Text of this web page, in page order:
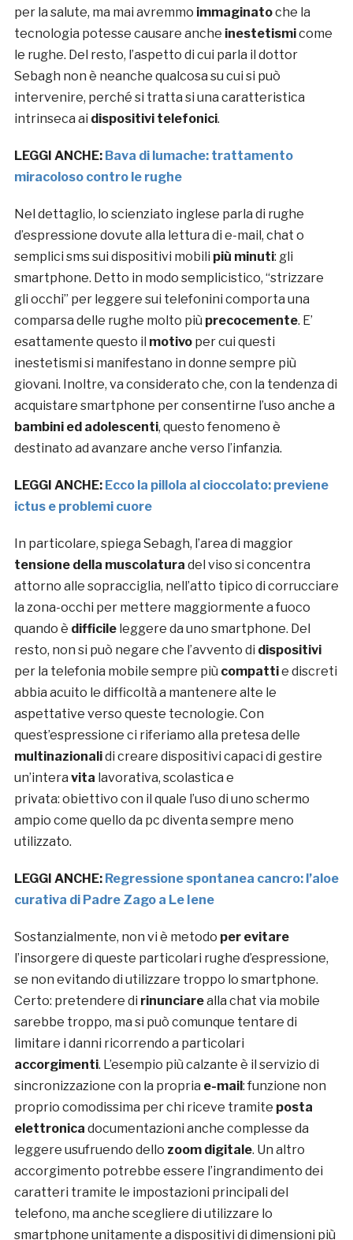
per la salute, ma mai avremmo immaginatoche la
tecnologia potesse causare anche inestetismicome
le rughe. Del resto, l’aspetto di cui parla il dottor
Sebagh non è neanche qualcosa su cui si può
intervenire, perché si tratta si una caratteristica
intrinseca ai dispositivi telefonici.
LEGGI ANCHE: Bava di lumache: trattamento
miracoloso contro le rughe
Nel dettaglio, lo scienziato inglese parla di rughe
d’espressione dovute alla lettura di e-mail, chat o
semplici sms sui dispositivi mobili più minuti: gli
smartphone. Detto in modo semplicistico, “strizzare
gli occhi” per leggere sui telefonini comporta una
comparsa delle rughe molto più precocemente. E’
esattamente questo il motivoper cui questi
inestetismi si manifestano in donne sempre più
giovani. Inoltre, va considerato che, con la tendenza di
acquistare smartphone per consentirne l’uso anche a
bambini ed adolescenti, questo fenomeno è
destinato ad avanzare anche verso l’infanzia.
LEGGI ANCHE: Ecco la pillola al cioccolato: previene
ictus e problemi cuore
In particolare, spiega Sebagh, l’area di maggior
tensione della muscolatura del viso si concentra
attorno alle sopracciglia, nell’atto tipico di corrucciare
la zona-occhi per mettere maggiormente a fuoco
quando è difficileleggere da uno smartphone. Del
resto, non si può negare che l’avvento di dispositivi
per la telefonia mobile sempre più compattie discreti
abbia acuito le difficoltà a mantenere alte le
aspettative verso queste tecnologie. Con
quest’espressione ci riferiamo alla pretesa delle
multinazionalidi creare dispositivi capaci di gestire
un’intera vita lavorativa, scolastica e
privata: obiettivo con il quale l’uso di uno schermo
ampio come quello da pc diventa sempre meno
utilizzato.
LEGGI ANCHE: Regressione spontanea cancro: l’aloe
curativa di Padre Zago a Le Iene
Sostanzialmente, non vi è metodo per evitare
l’insorgere di queste particolari rughe d’espressione,
se non evitando di utilizzare troppo lo smartphone.
Certo: pretendere di rinunciarealla chat via mobile
sarebbe troppo, ma si può comunque tentare di
limitare i danni ricorrendo a particolari
accorgimenti. L’esempio più calzante è il servizio di
sincronizzazione con la propria e-mail : funzione non
proprio comodissima per chi riceve tramite posta
elettronica documentazioni anche complesse da
leggere usufruendo dello zoom digitale. Un altro
accorgimento potrebbe essere l’ingrandimento dei
caratteri tramite le impostazioni principali del
telefono, ma anche scegliere di utilizzare lo
smartphone unitamente a dispositivi di dimensioni più